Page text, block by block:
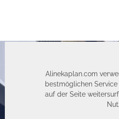
Alinekaplan.com
bestmöglichen
auf der Seite